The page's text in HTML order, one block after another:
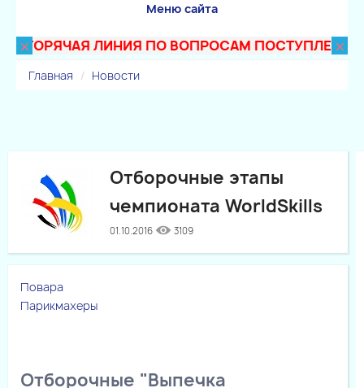
Меню сайта
×
ГОРЯЧАЯ ЛИНИЯ ПО ВОПРОСАМ ПОСТУПЛЕНИЯ В
×
Главная Новости
Отборочные этапы
чемпионата WorldSkills
01.10.2016 3109
Повара
Парикмахеры
Отборочные "Выпечка